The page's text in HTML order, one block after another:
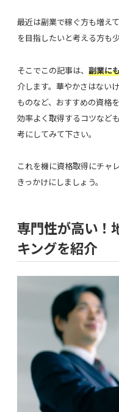
最近は副業で稼ぐ方も増え
を目指したいと考える方も
そこでこの記事は、 副業に
介します。華やかさはない
ものなど、おすすめの資格
効率よく取得するコツなど
考にしてみて下さい。
これを機に資格取得にチャ
きっかけにしましょう。
専門性が高い！
キングを紹介